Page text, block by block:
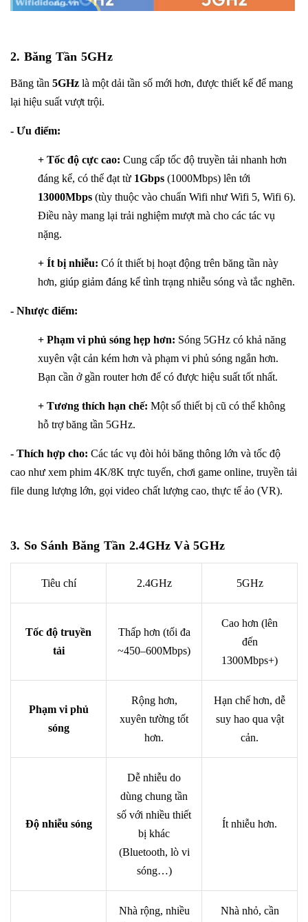
2. Băng Tần 5GHz
Băng tần 5GHz là một dải tần số mới hơn, được thiết kế để mang
lại hiệu suất vượt trội.
- Ưu điểm:
+ Tốc độ cực cao: Cung cấp tốc độ truyền tải nhanh hơn
đáng kể, có thể đạt từ 1Gbps (1000Mbps) lên tới
13000Mbps (tùy thuộc vào chuẩn Wifi như Wifi 5, Wifi 6).
Điều này mang lại trải nghiệm mượt mà cho các tác vụ
nặng.
+ Ít bị nhiễu: Có ít thiết bị hoạt động trên băng tần này
hơn, giúp giảm đáng kể tình trạng nhiễu sóng và tắc nghẽn.
- Nhược điểm:
+ Phạm vi phủ sóng hẹp hơn: Sóng 5GHz có khả năng
xuyên vật cản kém hơn và phạm vi phủ sóng ngắn hơn.
Bạn cần ở gần router hơn để có được hiệu suất tốt nhất.
+ Tương thích hạn chế: Một số thiết bị cũ có thể không
hỗ trợ băng tần 5GHz.
- Thích hợp cho: Các tác vụ đòi hỏi băng thông lớn và tốc độ
cao như xem phim 4K/8K trực tuyến, chơi game online, truyền tải
file dung lượng lớn, gọi video chất lượng cao, thực tế ảo (VR).
3. So Sánh Băng Tần 2.4GHz Và 5GHz
Tiêu chí 2.4GHz 5GHz
Tốc độ truyền
tải
Thấp hơn (tối đa
~450–600Mbps)
Cao hơn (lên
đến
1300Mbps+)
Phạm vi phủ
sóng
Rộng hơn,
xuyên tường tốt
hơn.
Hạn chế hơn, dễ
suy hao qua vật
cản.
Độ nhiễu sóng
Dễ nhiễu do
dùng chung tần
số với nhiều thiết
bị khác
(Bluetooth, lò vi
sóng…)
Ít nhiễu hơn.
Nhà rộng, nhiều
Nhà nhỏ, cần